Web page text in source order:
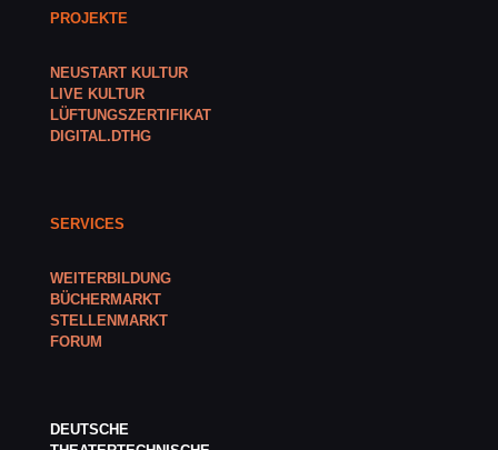
PROJEKTE
NEUSTART KULTUR
LIVE KULTUR
LÜFTUNGSZERTIFIKAT
DIGITAL.DTHG
SERVICES
WEITERBILDUNG
BÜCHERMARKT
STELLENMARKT
FORUM
DEUTSCHE